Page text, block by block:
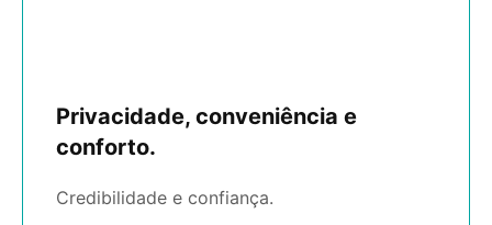
Privacidade, conveniência e
conforto.
Credibilidade e confiança.